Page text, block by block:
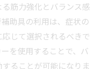
筋力強化とバランス感
助具の利用は、症状の
じて選択されるべきで
を使用することで、バ
ることが可能になりま